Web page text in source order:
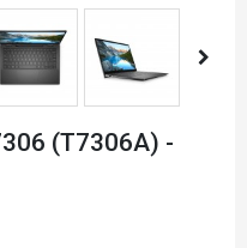
(T7306A) -